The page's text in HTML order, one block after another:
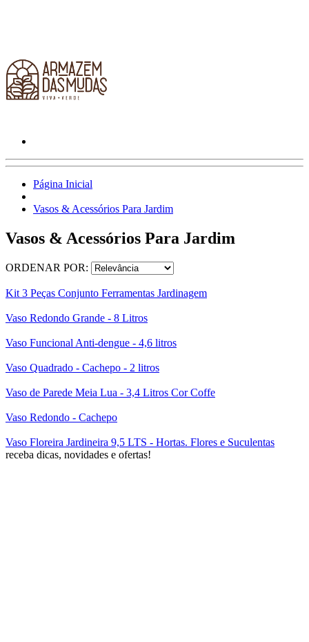
Página Inicial
Vasos & Acessórios Para Jardim
Vasos & Acessórios Para Jardim
ORDENAR POR:
Kit 3 Peças Conjunto Ferramentas Jardinagem
Vaso Redondo Grande - 8 Litros
Vaso Funcional Anti-dengue - 4,6 litros
Vaso Quadrado - Cachepo - 2 litros
Vaso de Parede Meia Lua - 3,4 Litros Cor Coffe
Vaso Redondo - Cachepo
Vaso Floreira Jardineira 9,5 LTS - Hortas. Flores e Suculentas
receba dicas, novidades e ofertas!